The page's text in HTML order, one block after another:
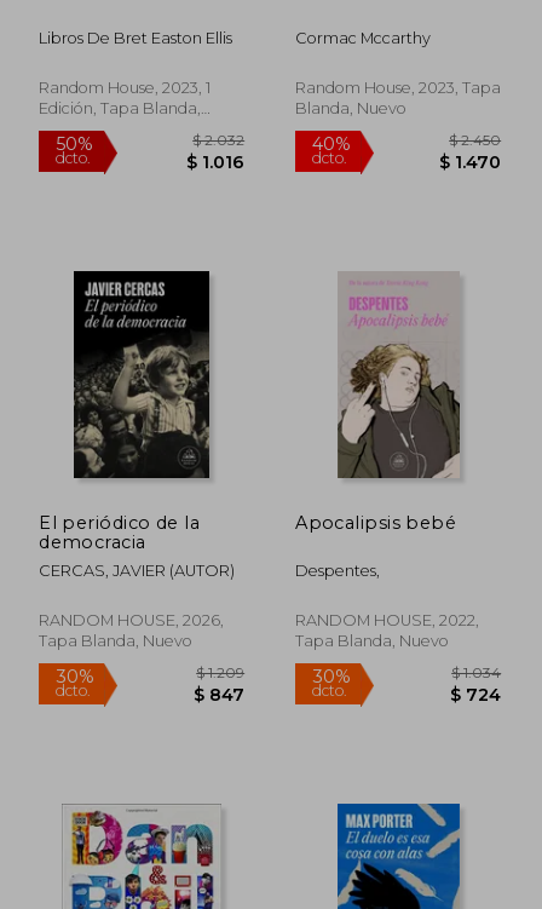
35% $ 1.877 15%
Libros De Bret Easton Ellis
Random House, 2023, 1
Edición, Tapa Blanda,
Nuevo
50%
Cormac Mccarthy
Random House, 2023, Tapa
Blanda, Nuevo
40%
El periódico de la
democracia
CERCAS, JAVIER (AUTOR)
RANDOM HOUSE, 2026,
Tapa Blanda, Nuevo
Apocalipsis bebé
Despentes,
RANDOM HOUSE, 2022,
Tapa Blanda, Nuevo